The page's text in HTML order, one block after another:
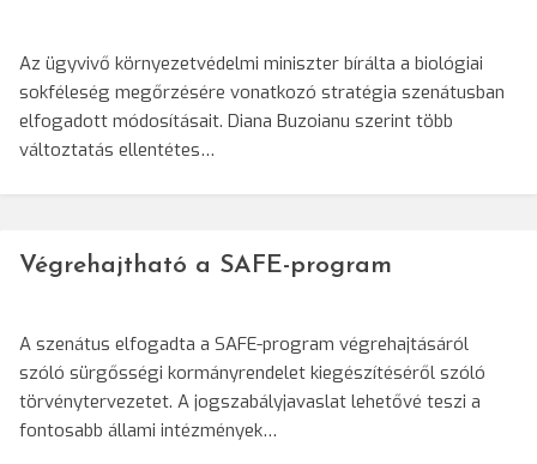
Az ügyvivő környezetvédelmi miniszter bírálta a biológiai
sokféleség megőrzésére vonatkozó stratégia szenátusban
elfogadott módosításait. Diana Buzoianu szerint több
változtatás ellentétes…
Végrehajtható a SAFE-program
A szenátus elfogadta a SAFE-program végrehajtásáról
szóló sürgősségi kormányrendelet kiegészítéséről szóló
törvénytervezetet. A jogszabályjavaslat lehetővé teszi a
fontosabb állami intézmények…